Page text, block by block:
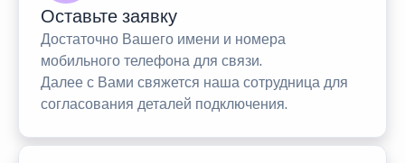
Оставьте заявку
Достаточно Вашего имени и номера
мобильного телефона для связи.
Далее с Вами свяжется наша сотрудница для
согласования деталей подключения.